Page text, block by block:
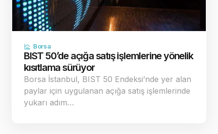
Borsa
BIST 50’de açığa satış işlemlerine yönelik
kısıtlama sürüyor
Borsa İstanbul, BIST 50 Endeksi’nde yer alan
paylar için uygulanan açığa satış işlemlerinde
yukarı adım…